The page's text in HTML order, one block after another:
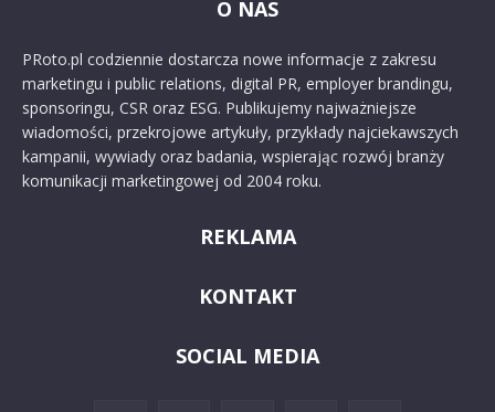
O NAS
PRoto.pl codziennie dostarcza nowe informacje z zakresu
marketingu i public relations, digital PR, employer brandingu,
sponsoringu, CSR oraz ESG. Publikujemy najważniejsze
wiadomości, przekrojowe artykuły, przykłady najciekawszych
kampanii, wywiady oraz badania, wspierając rozwój branży
komunikacji marketingowej od 2004 roku.
REKLAMA
KONTAKT
SOCIAL MEDIA